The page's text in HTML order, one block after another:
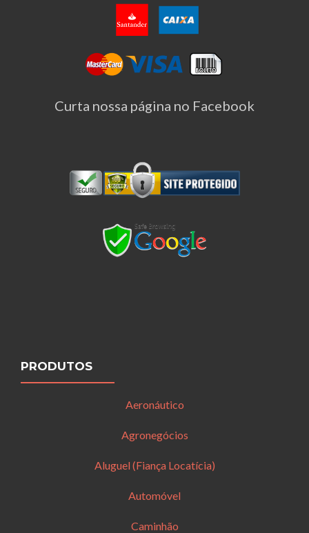
Curta nossa página no Facebook
PRODUTOS
Aeronáutico
Agronegócios
Aluguel (Fiança Locatícia)
Automóvel
Caminhão